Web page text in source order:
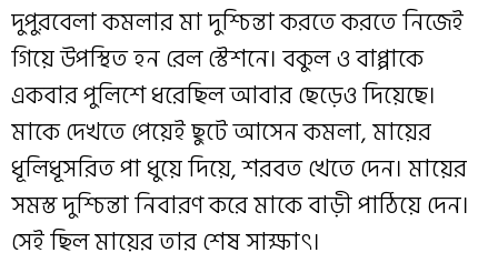
দুপুরবেলা কমলার মা দুশ্চিন্তা করতে করতে নিজেই
গিয়ে উপস্থিত হন রেল স্টেশনে। বকুল ও বাপ্পাকে
একবার পুলিশে ধরেছিল আবার ছেড়েও দিয়েছে।
মাকে দেখতে পেয়েই ছুটে আসেন কমলা, মায়ের
ধূলিধূসরিত পা ধুয়ে দিয়ে, শরবত খেতে দেন। মায়ের
সমস্ত দুশ্চিন্তা নিবারণ করে মাকে বাড়ী পাঠিয়ে দেন।
সেই ছিল মায়ের তার শেষ সাক্ষাৎ।